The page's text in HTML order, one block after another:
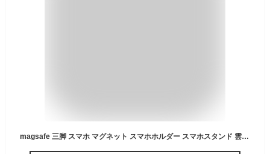
magsafe 三脚 スマホ マグネット スマホホルダー スマホスタンド 雲台 1/4ネジ穴 iphone MagSafe対応 マグネット式 三脚 に つける スマホ ホルダー 超強力磁力 三脚 アタッチメント 360度回転 一脚用アダプター 軽量 自撮り棒 スマホ アタッチメント コンパクト 送料無料